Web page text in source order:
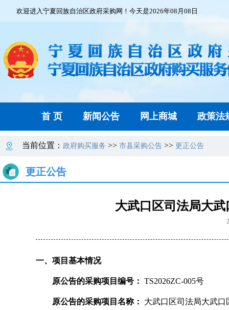
欢迎进入宁夏回族自治区政府采购网！今天是2026年08月08日
首 页 新闻公告 网上商城 政策法
当前位置： 政府购买服务 >> 市县采购公告 >> 更正公告
更正公告
大武口区司法局大
一、项目基本情况
原公告的采购项目编号： TS2026ZC-005号
原公告的采购项目名称： 大武口区司法局大武